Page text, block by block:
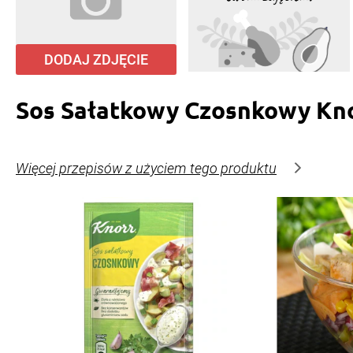
DODAJ ZDJĘCIE
Sos Sałatkowy Czosnkowy
Więcej przepisów z użyciem tego produktu